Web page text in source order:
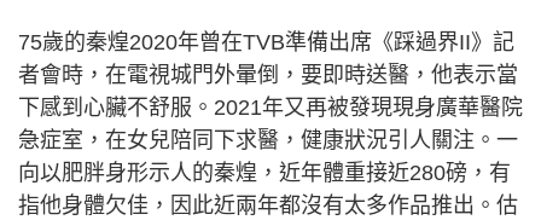
75歲的秦煌2020年曾在TVB準備出席《踩過界II》記
者會時，在電視城門外暈倒，要即時送醫，他表示當
下感到心臟不舒服。2021年又再被發現現身廣華醫院
急症室，在女兒陪同下求醫，健康狀況引人關注。一
向以肥胖身形示人的秦煌，近年體重接近280磅，有
指他身體欠佳，因此近兩年都沒有太多作品推出。估